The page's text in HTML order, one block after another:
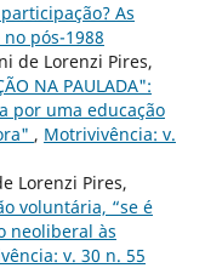
As
pós-1988
de Lorenzi Pires,
NA PAULADA":
por uma educação
, Motrivivência: v.
Lorenzi Pires,
voluntária, “se é
neoliberal às
v. 30 n. 55